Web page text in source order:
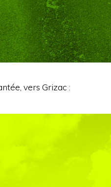
vers Grizac :